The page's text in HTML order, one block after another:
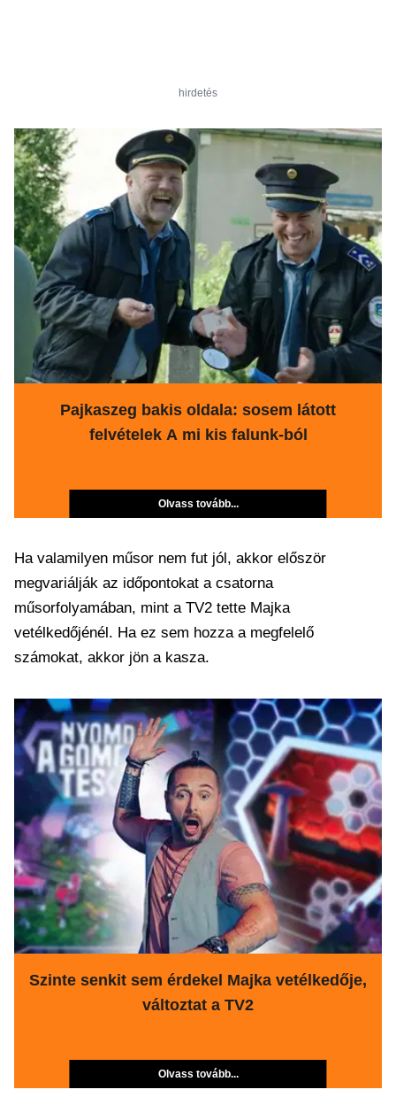
hirdetés
Pajkaszeg bakis oldala: sosem látott
felvételek A mi kis falunk-ból
Olvass tovább...
Ha valamilyen műsor nem fut jól, akkor először
megvariálják az időpontokat a csatorna
műsorfolyamában, mint a TV2 tette Majka
vetélkedőjénél. Ha ez sem hozza a megfelelő
számokat, akkor jön a kasza.
Szinte senkit sem érdekel Majka vetélkedője,
változtat a TV2
Olvass tovább...